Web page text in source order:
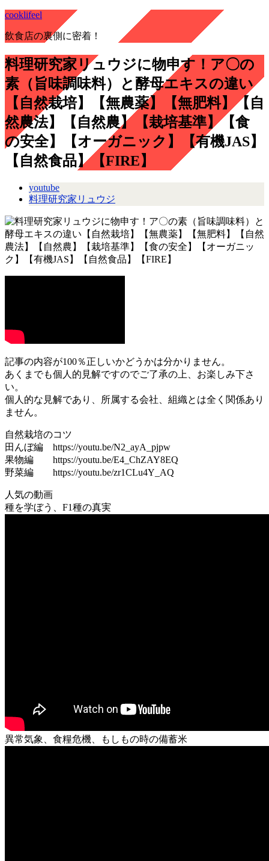
cooklifeel
飲食店の裏側に密着！
料理研究家リュウジに物申す！ア〇の
素（旨味調味料）と酵母エキスの違い
【自然栽培】【無農薬】【無肥料】【自
然農法】【自然農】【栽培基準】【食
の安全】【オーガニック】【有機JAS】
【自然食品】【FIRE】
youtube
料理研究家リュウジ
記事の内容が100％正しいかどうかは分かりません。
あくまでも個人的見解ですのでご了承の上、お楽しみ下さ
い。
個人的な見解であり、所属する会社、組織とは全く関係あり
ません。
自然栽培のコツ
田んぼ編 https://youtu.be/N2_ayA_pjpw
果物編 https://youtu.be/E4_ChZAY8EQ
野菜編 https://youtu.be/zr1CLu4Y_AQ
人気の動画
種を学ぼう、F1種の真実
異常気象、食糧危機、もしもの時の備蓄米